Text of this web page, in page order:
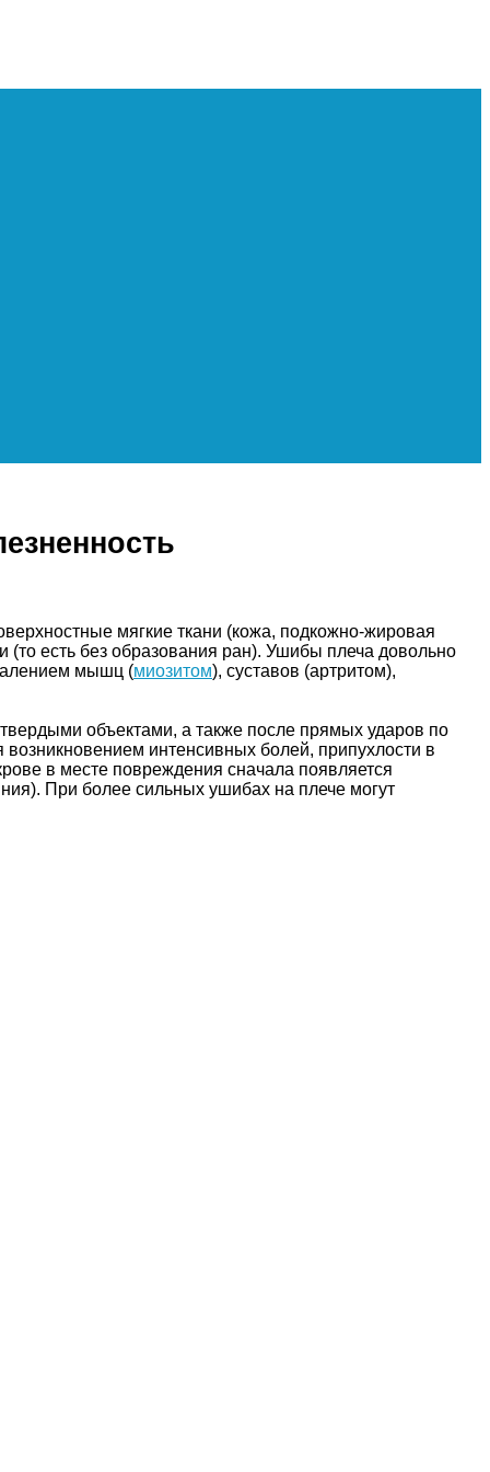
мягкие ткани (кожа, подкожно-жировая
(то есть без образования ран). Ушибы плеча довольно
мышц (миозитом), суставов (артритом),
объектами, а также после прямых ударов по
интенсивных болей, припухлости в
в месте повреждения сначала появляется
При более сильных ушибах на плече могут